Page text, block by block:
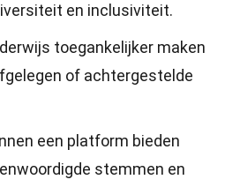
en inclusiviteit.
toegankelijker maken
of achtergestelde
een platform bieden
stemmen en